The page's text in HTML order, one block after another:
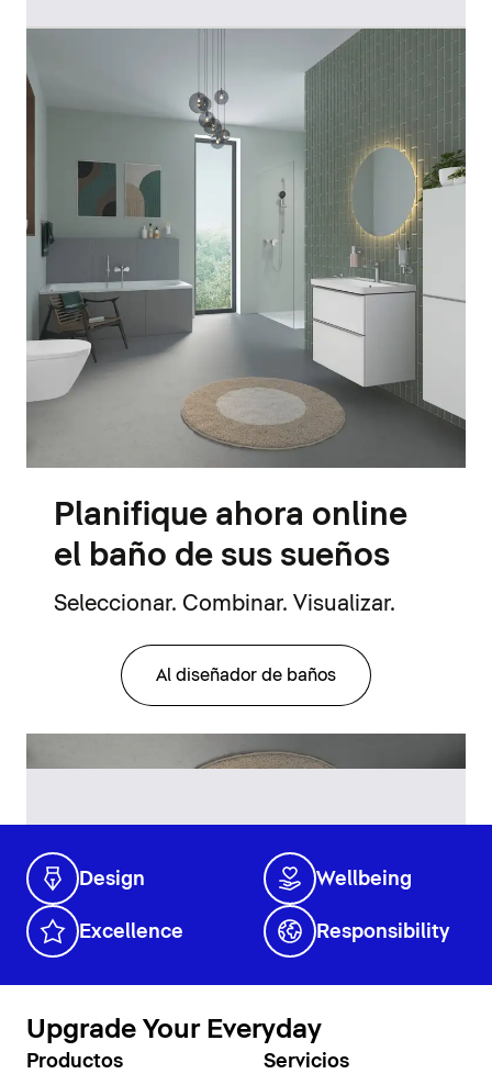
Planifique ahora online
el baño de sus sueños
Seleccionar. Combinar. Visualizar.
Al diseñador de baños
Design Wellbeing
Excellence Responsibility
Upgrade Your Everyday
Productos Servicios